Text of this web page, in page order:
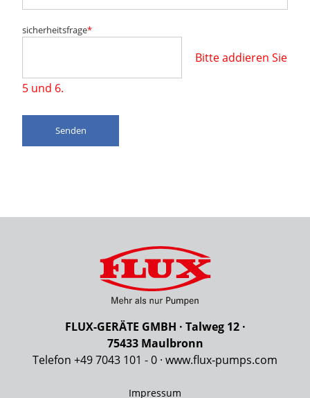
sicherheitsfrage*
Bitte addieren Sie
5 und 6.
Senden
FLUX-GERÄTE GMBH · Talweg 12 ·
75433 Maulbronn
Telefon +49 7043 101 - 0 · www.flux‑pumps.com
Impressum